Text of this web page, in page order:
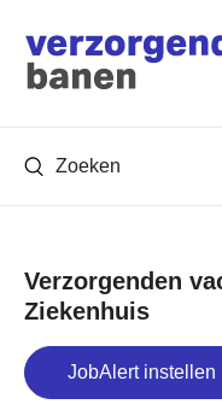
Zoeken
Verzorgenden
Ziekenhuis
JobAlert instellen